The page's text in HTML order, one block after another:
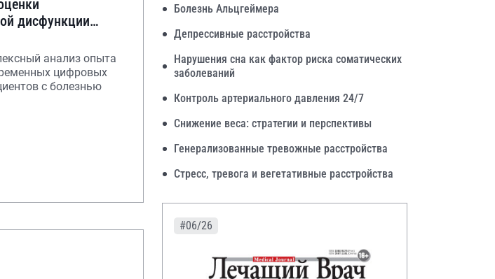
дисфункции
анализ опыта
цифровых
с болезнью
Болезнь Альцгеймера
Депрессивные расстройства
Нарушения сна как фактор риска соматических
заболеваний
Контроль артериального давления 24/7
Снижение веса: стратегии и перспективы
Генерализованные тревожные расстройства
Стресс, тревога и вегетативные расстройства
#06/26